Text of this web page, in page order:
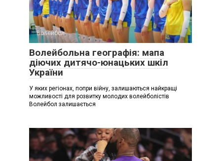
Волейбол
Волейбольна географія: мапа
діючих дитячо-юнацьких шкіл
України
У яких регіонах, попри війну, залишаються найкращі
можливості для розвитку молодих волейболістів
Волейбол залишається